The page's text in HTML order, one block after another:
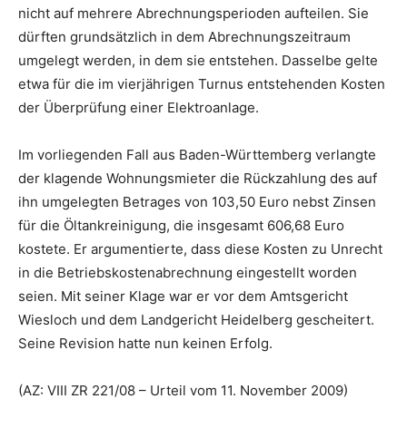
nicht auf mehrere Abrechnungsperioden aufteilen. Sie
dürften grundsätzlich in dem Abrechnungszeitraum
umgelegt werden, in dem sie entstehen. Dasselbe gelte
etwa für die im vierjährigen Turnus entstehenden Kosten
der Überprüfung einer Elektroanlage.
Im vorliegenden Fall aus Baden-Württemberg verlangte
der klagende Wohnungsmieter die Rückzahlung des auf
ihn umgelegten Betrages von 103,50 Euro nebst Zinsen
für die Öltankreinigung, die insgesamt 606,68 Euro
kostete. Er argumentierte, dass diese Kosten zu Unrecht
in die Betriebskostenabrechnung eingestellt worden
seien. Mit seiner Klage war er vor dem Amtsgericht
Wiesloch und dem Landgericht Heidelberg gescheitert.
Seine Revision hatte nun keinen Erfolg.
(AZ: VIII ZR 221/08 – Urteil vom 11. November 2009)